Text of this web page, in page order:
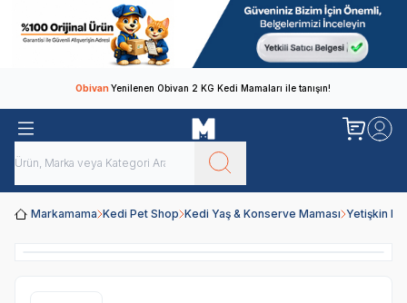
ObivanYenilenen Obivan 2 KG Kedi Mamaları ile tanışın!
Markamama Kedi Pet Shop Kedi Yaş & Konserve Maması Yetişkin